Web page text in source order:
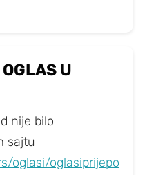
U
nije bilo
sajtu
oglasi/oglasiprijepo